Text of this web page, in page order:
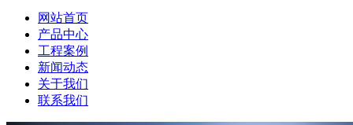
网站首页
产品中心
工程案例
新闻动态
关于我们
联系我们